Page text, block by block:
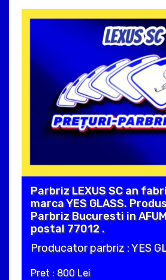
Parbriz LEXUS SC an
marca YES GLASS.
Parbriz Bucuresti in
postal 77012 .
Producator parbriz : YES
Pret : 800 Lei